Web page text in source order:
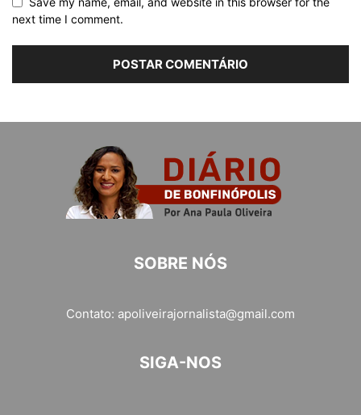
next time I comment.
SOBRE NÓS
Contato: apoliveirajornalista@gmail.com
SIGA-NOS